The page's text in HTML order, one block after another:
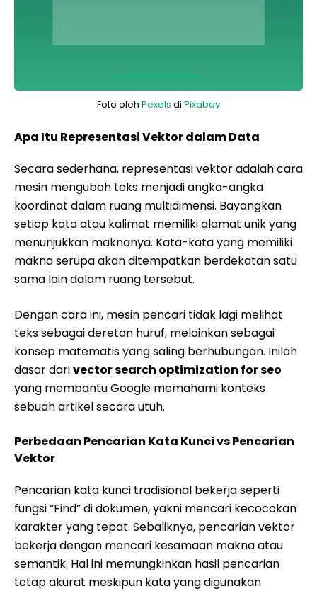
Foto oleh Pexels di Pixabay
Apa Itu Representasi Vektor dalam Data
Secara sederhana, representasi vektor adalah cara
mesin mengubah teks menjadi angka-angka
koordinat dalam ruang multidimensi. Bayangkan
setiap kata atau kalimat memiliki alamat unik yang
menunjukkan maknanya. Kata-kata yang memiliki
makna serupa akan ditempatkan berdekatan satu
sama lain dalam ruang tersebut.
Dengan cara ini, mesin pencari tidak lagi melihat
teks sebagai deretan huruf, melainkan sebagai
konsep matematis yang saling berhubungan. Inilah
dasar darivector search optimization for seo
yang membantu Google memahami konteks
sebuah artikel secara utuh.
Perbedaan Pencarian Kata Kunci vs Pencarian
Vektor
Pencarian kata kunci tradisional bekerja seperti
fungsi “Find” di dokumen, yakni mencari kecocokan
karakter yang tepat. Sebaliknya, pencarian vektor
bekerja dengan mencari kesamaan makna atau
semantik. Hal ini memungkinkan hasil pencarian
tetap akurat meskipun kata yang digunakan